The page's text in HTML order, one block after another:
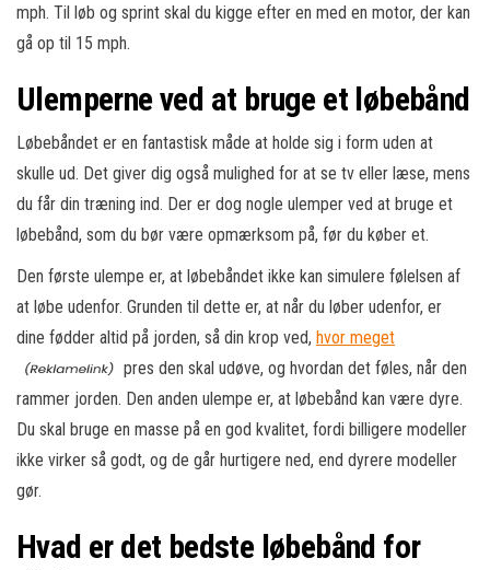
mph. Til løb og sprint skal du kigge efter en med en motor, der kan
gå op til 15 mph.
Ulemperne ved at bruge et løbebånd
Løbebåndet er en fantastisk måde at holde sig i form uden at
skulle ud. Det giver dig også mulighed for at se tv eller læse, mens
du får din træning ind. Der er dog nogle ulemper ved at bruge et
løbebånd, som du bør være opmærksom på, før du køber et.
Den første ulempe er, at løbebåndet ikke kan simulere følelsen af
at løbe udenfor. Grunden til dette er, at når du løber udenfor, er
dine fødder altid på jorden, så din krop ved, hvor meget
pres den skal udøve, og hvordan det føles, når den
rammer jorden. Den anden ulempe er, at løbebånd kan være dyre.
Du skal bruge en masse på en god kvalitet, fordi billigere modeller
ikke virker så godt, og de går hurtigere ned, end dyrere modeller
gør.
Hvad er det bedste løbebånd for